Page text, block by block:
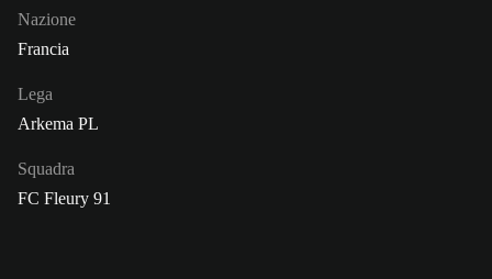
Nazione
Francia
Lega
Arkema PL
Squadra
FC Fleury 91